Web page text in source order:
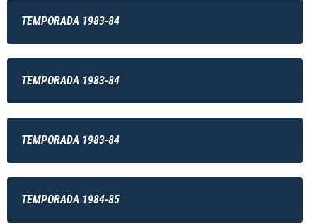
TEMPORADA 1983-84
TEMPORADA 1983-84
TEMPORADA 1983-84
TEMPORADA 1984-85